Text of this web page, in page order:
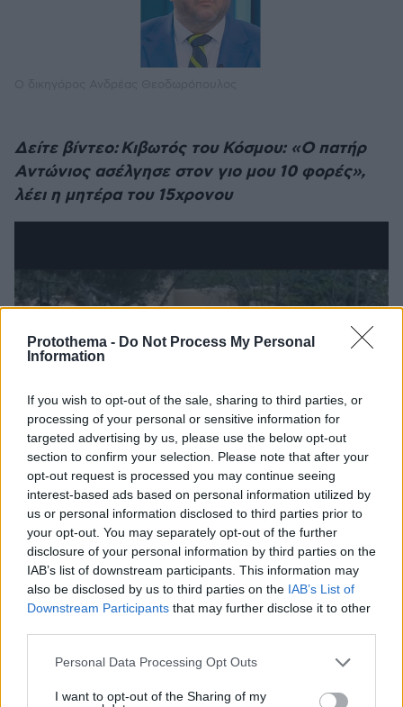
Protothema - Do Not Process My Personal
Information
If you wish to opt-out of the sale, sharing to third parties, or
processing of your personal or sensitive information for
targeted advertising by us, please use the below opt-out
section to confirm your selection. Please note that after your
opt-out request is processed you may continue seeing
interest-based ads based on personal information utilized by
us or personal information disclosed to third parties prior to
your opt-out. You may separately opt-out of the further
disclosure of your personal information by third parties on the
IAB’s list of downstream participants. This information may
also be disclosed by us to third parties on the IAB’s List of
Downstream Participants that may further disclose it to other
Please note that this website/app uses one or more Google
not limited to your visit or usage behaviour. You may click to
Personal Data Processing Opt Outs
I want to opt-out of the Sharing of my
Δείτε βίντεο: Κιβωτός του Κόσμου: «Ο πατήρ
Αντώνιος ασέλγησε στον γιο μου 10 φορές»,
λέει η μητέρα του 15χρονου
Ειδήσεις σήμερα: